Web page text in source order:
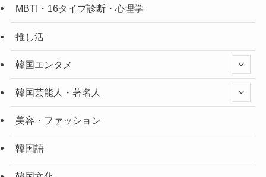
MBTI・16タイプ診断・心理学
推し活
韓国エンタメ
韓国芸能人・著名人
美容・ファッション
韓国語